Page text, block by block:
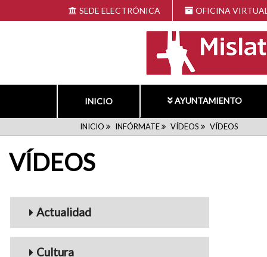
al
SEDE ELECTRÓNICA OFICINA
INICIO AYUNTAMIENTO
RUTA
DE
NAVEGACIÓN
INICIO INFÓRMATE VÍDEOS VÍDEOS
VÍDEOS
Menu_Videos
Actualidad
Cultura